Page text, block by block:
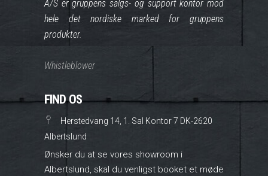
A/S er gruppens salgs- og support kontor mod
hele det nordiske marked for gruppens
produkter.
Whistleblower
FIND OS
Herstedvang 14, 1. Sal Kontor 7 DK-2620
Albertslund
Ønsker du at se vores showroom i
Albertslund, skal du venligst booket et møde